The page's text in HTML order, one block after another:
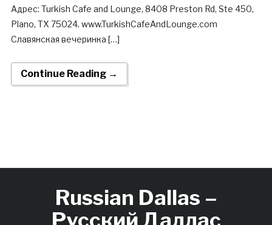
Адрес: Turkish Cafe and Lounge, 8408 Preston Rd, Ste 450,
Plano, TX 75024. www.TurkishCafeAndLounge.com
Славянская вечеринка […]
Continue Reading →
Russian Dallas –